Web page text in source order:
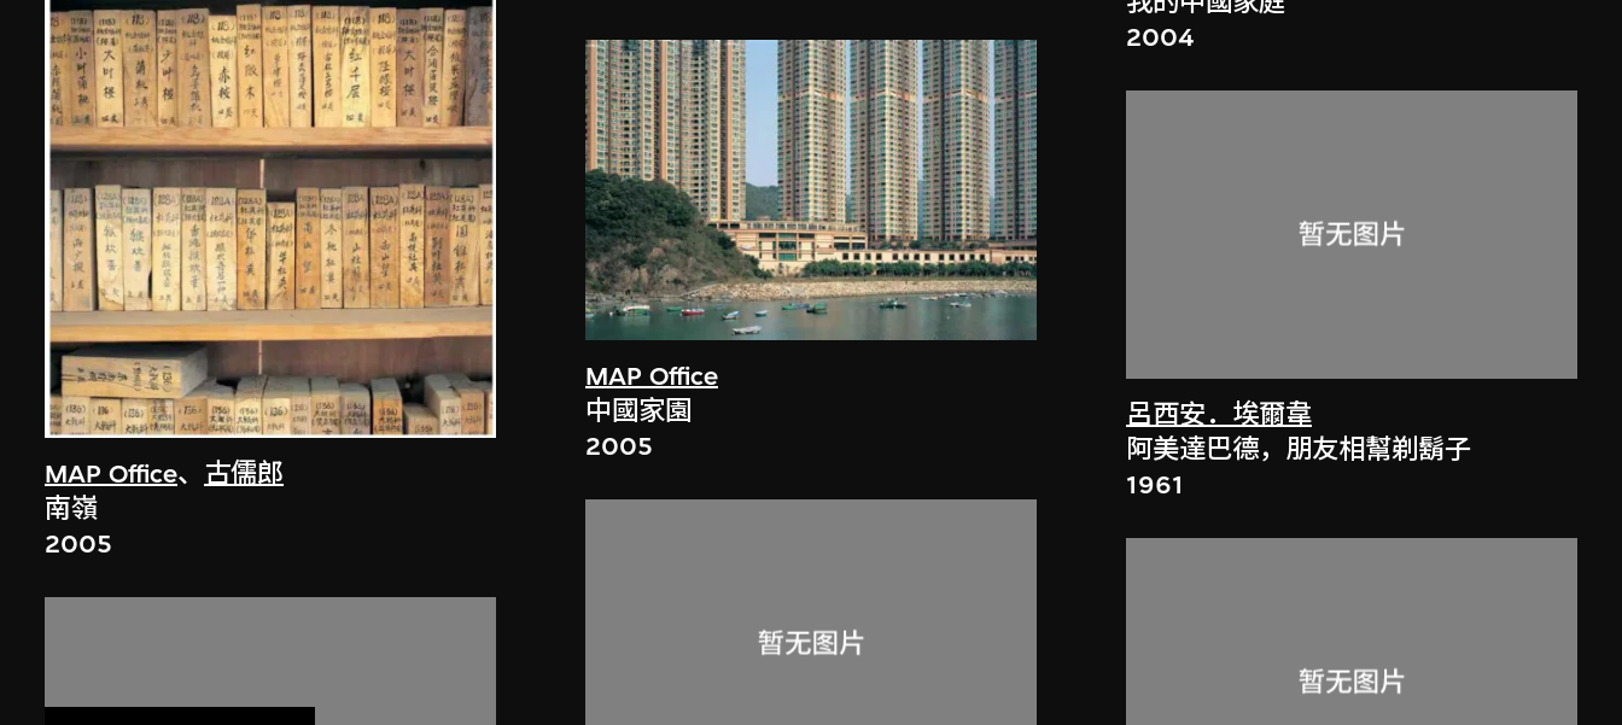
MAP Office、 古儒郎
南嶺
2005
MAP Office
中國家園
2005
2004
呂西安．埃爾韋
阿美達巴德，朋友相幫剃鬍子
1961